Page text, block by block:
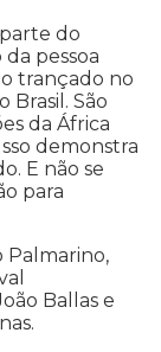
do
pessoa
trançado no
Brasil. São
da África
demonstra
E não se
para
Palmarino,
Ballas e